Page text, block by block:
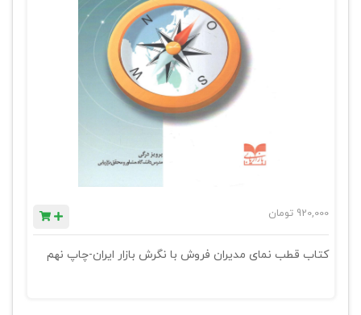
920,000 تومان
کتاب قطب نمای مدیران فروش با نگرش بازار ایران-چاپ نهم